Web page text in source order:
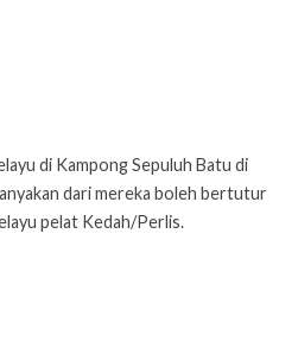
di Kampong Sepuluh Batu di
dari mereka boleh bertutur
pelat Kedah/Perlis.